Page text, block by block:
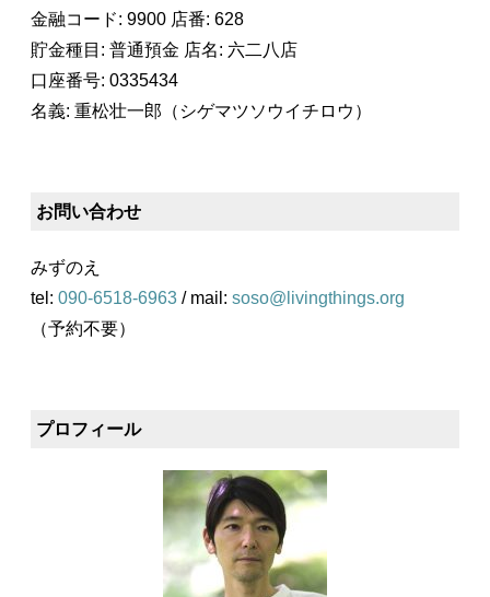
金融コード: 9900 店番: 628
貯金種目: 普通預金 店名: 六二八店
口座番号: 0335434
名義: 重松壮一郎（シゲマツソウイチロウ）
お問い合わせ
みずのえ
tel: 090-6518-6963 / mail: soso@livingthings.org
（予約不要）
プロフィール